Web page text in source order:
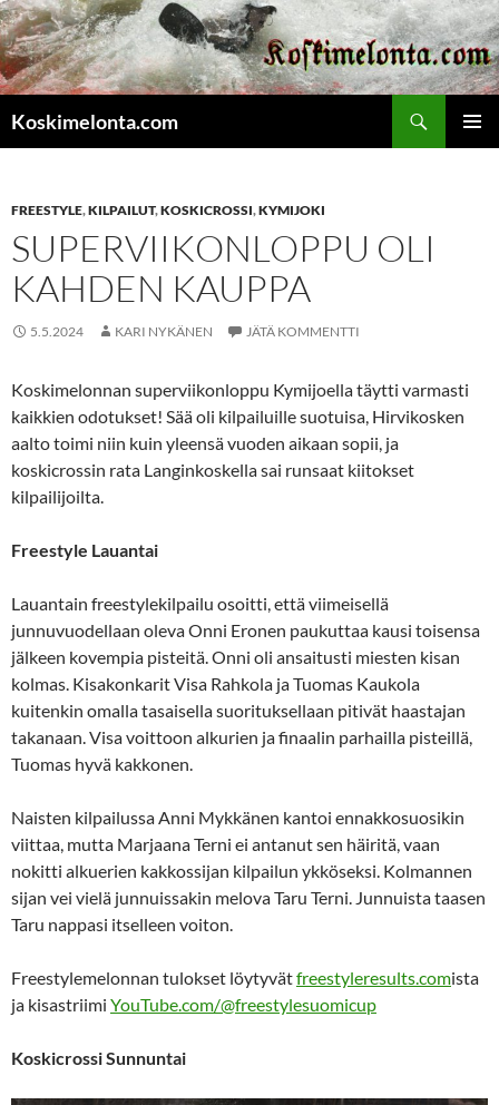
Koskimelonta.com
FREESTYLE,KILPAILUT,KOSKICROSSI,KYMIJOKI
SUPERVIIKONLOPPU OLI
KAHDEN KAUPPA
5.5.2024 KARI NYKÄNEN JÄTÄ KOMMENTTI
Koskimelonnan superviikonloppu Kymijoella täytti varmasti
kaikkien odotukset! Sää oli kilpailuille suotuisa, Hirvikosken
aalto toimi niin kuin yleensä vuoden aikaan sopii, ja
koskicrossin rata Langinkoskella sai runsaat kiitokset
kilpailijoilta.
Freestyle Lauantai
Lauantain freestylekilpailu osoitti, että viimeisellä
junnuvuodellaan oleva Onni Eronen paukuttaa kausi toisensa
jälkeen kovempia pisteitä. Onni oli ansaitusti miesten kisan
kolmas. Kisakonkarit Visa Rahkola ja Tuomas Kaukola
kuitenkin omalla tasaisella suorituksellaan pitivät haastajan
takanaan. Visa voittoon alkurien ja finaalin parhailla pisteillä,
Tuomas hyvä kakkonen.
Naisten kilpailussa Anni Mykkänen kantoi ennakkosuosikin
viittaa, mutta Marjaana Terni ei antanut sen häiritä, vaan
nokitti alkuerien kakkossijan kilpailun ykköseksi. Kolmannen
sijan vei vielä junnuissakin melova Taru Terni. Junnuista taasen
Taru nappasi itselleen voiton.
Freestylemelonnan tulokset löytyvätfreestyleresults.comista
ja kisastriimi YouTube.com/@freestylesuomicup
Koskicrossi Sunnuntai